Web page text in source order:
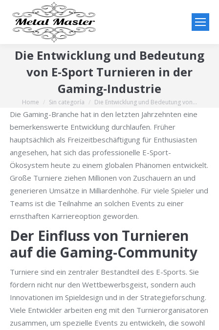
Die Entwicklung und Bedeutung
von E-Sport Turnieren in der
Gaming-Industrie
You are here:
Home Sin categoría Die Entwicklung und Bedeutung von…
Die Gaming-Branche hat in den letzten Jahrzehnten eine
bemerkenswerte Entwicklung durchlaufen. Früher
hauptsächlich als Freizeitbeschäftigung für Enthusiasten
angesehen, hat sich das professionelle E-Sport-
Ökosystem heute zu einem globalen Phänomen entwickelt.
Große Turniere ziehen Millionen von Zuschauern an und
generieren Umsätze in Milliardenhöhe. Für viele Spieler und
Teams ist die Teilnahme an solchen Events zu einer
ernsthaften Karriereoption geworden.
Der Einfluss von Turnieren
auf die Gaming-Community
Turniere sind ein zentraler Bestandteil des E-Sports. Sie
fördern nicht nur den Wettbewerbsgeist, sondern auch
Innovationen im Spieldesign und in der Strategieforschung.
Viele Entwickler arbeiten eng mit den Turnierorganisatoren
zusammen, um spezielle Events zu entwickeln, die sowohl